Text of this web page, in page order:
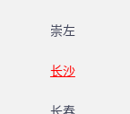
崇左
长沙